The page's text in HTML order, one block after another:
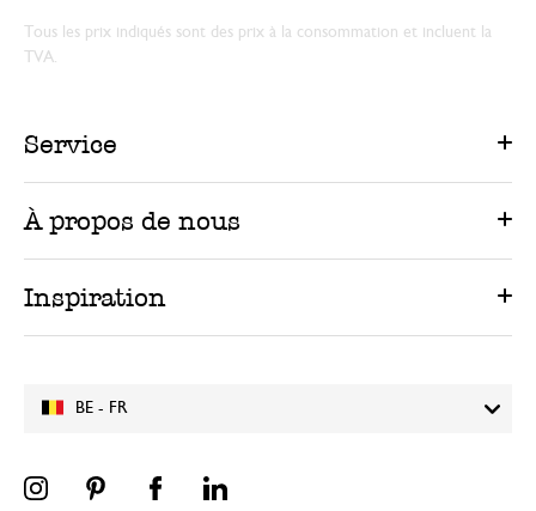
BE - FR
Tous les prix indiqués sont des prix à la consommation et incluent la
TVA.
Service
À propos de nous
Inspiration